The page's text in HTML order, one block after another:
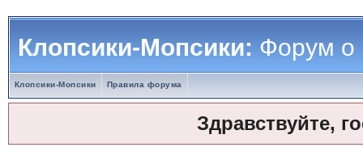
Клопсики-Мопсики:Форум о
Клопсики-Мопсики Правила форума
Здравствуйте,